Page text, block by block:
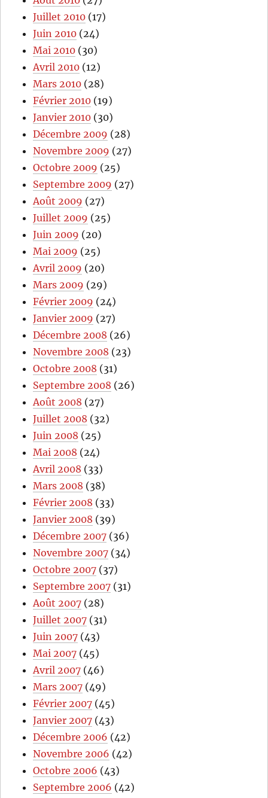
Juillet 2010 (17)
Juin 2010 (24)
Mai 2010 (30)
Avril 2010 (12)
Mars 2010 (28)
Février 2010 (19)
Janvier 2010 (30)
Décembre 2009 (28)
Novembre 2009 (27)
Octobre 2009 (25)
Septembre 2009 (27)
Août 2009 (27)
Juillet 2009 (25)
Juin 2009 (20)
Mai 2009 (25)
Avril 2009 (20)
Mars 2009 (29)
Février 2009 (24)
Janvier 2009 (27)
Décembre 2008 (26)
Novembre 2008 (23)
Octobre 2008 (31)
Septembre 2008 (26)
Août 2008 (27)
Juillet 2008 (32)
Juin 2008 (25)
Mai 2008 (24)
Avril 2008 (33)
Mars 2008 (38)
Février 2008 (33)
Janvier 2008 (39)
Décembre 2007 (36)
Novembre 2007 (34)
Octobre 2007 (37)
Septembre 2007 (31)
Août 2007 (28)
Juillet 2007 (31)
Juin 2007 (43)
Mai 2007 (45)
Avril 2007 (46)
Mars 2007 (49)
Février 2007 (45)
Janvier 2007 (43)
Décembre 2006 (42)
Novembre 2006 (42)
Octobre 2006 (43)
Septembre 2006 (42)